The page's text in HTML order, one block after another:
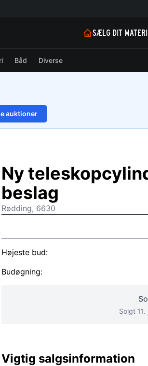
SÆLG DIT
Båd Diverse
auktioner
Ny
beslag
Rødding, 6630
Højeste bud:
Budøgning:
Solgt
Vigtig salgsinformation